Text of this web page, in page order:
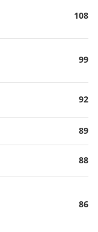
108
99
92
89
88
86